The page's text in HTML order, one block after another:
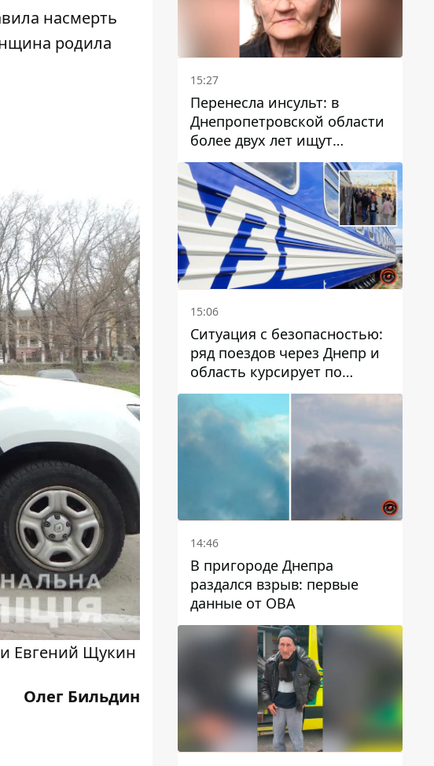
насмерть
родила
Евгений Щукин
Олег Бильдин
15:27
Перенесла инсульт: в
Днепропетровской области
более двух лет ищут
пропавшую женщину
15:06
Ситуация с безопасностью:
ряд поездов через Днепр и
область курсирует по
измененному маршруту, а
часть пути заменили
автобусами и электричками
14:46
В пригороде Днепра
раздался взрыв: первые
данные от ОВА